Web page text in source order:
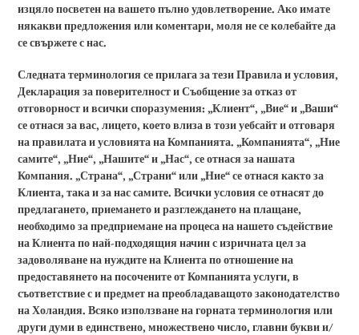
изцяло посветен на вашето пълно удовлетворение. Ако имате
някакви предложения или коментари, моля не се колебайте да
се свържете с нас.
Следната терминология се прилага за тези Правила и условия,
Декларация за поверителност и Съобщение за отказ от
отговорност и всички споразумения: „Клиент“, „Вие“ и „Ваши“
се отнася за вас, лицето, което влиза в този уебсайт и отговаря
на правилата и условията на Компанията. „Компанията“, „Ние
самите“, „Ние“, „Нашите“ и „Нас“, се отнася за нашата
Компания. „Страна“, „Страни“ или „Ние“ се отнася както за
Клиента, така и за нас самите. Всички условия се отнасят до
предлагането, приемането и разглеждането на плащане,
необходимо за предприемане на процеса на нашето съдействие
на Клиента по най-подходящия начин с изричната цел за
задоволяване на нуждите на Клиента по отношение на
предоставянето на посочените от Компанията услуги, в
съответствие с и предмет на преобладаващото законодателство
на Холандия. Всяко използване на горната терминология или
други думи в единствено, множествено число, главни букви и/